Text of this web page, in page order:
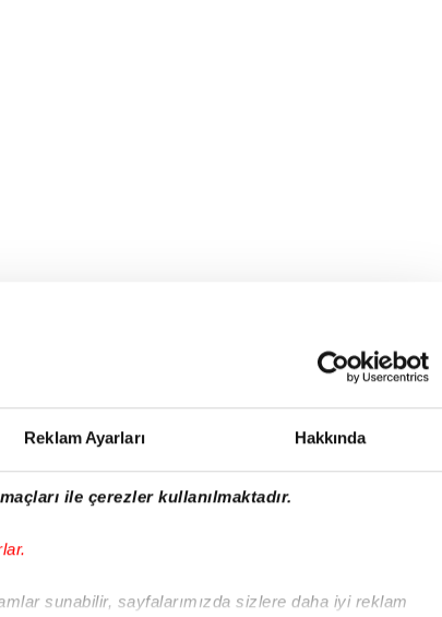
Reklam Ayarları Hakkında
ile çerezler kullanılmaktadır.
sunabilir, sayfalarımızda sizlere daha iyi reklam
DAHA FAZLA